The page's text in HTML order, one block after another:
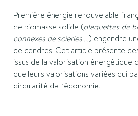
Première énergie renouvelable
de biomasse solide (plaquettes de
connexes de scieries …) engendre
de cendres. Cet article présente
issus de la valorisation énergétique
que leurs valorisations variées qui
circularité de l’économie.